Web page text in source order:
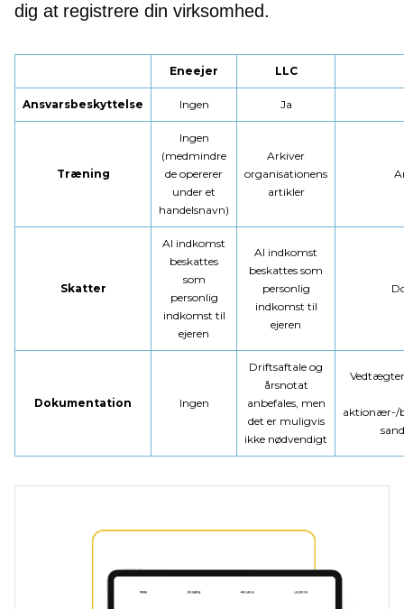
dig at registrere din virksomhed.
Eneejer LLC
Ansvarsbeskyttelse Ingen Ja
Træning
Ingen
(medmindre
de opererer
under et
handelsnavn)
Arkiver
organisationens
artikler
Skatter
Al indkomst
beskattes
som
personlig
indkomst til
ejeren
Al indkomst
beskattes som
personlig
indkomst til
ejeren
Dokumentation Ingen
Driftsaftale og
årsnotat
anbefales, men
det er muligvis
ikke nødvendigt
aktionær-/